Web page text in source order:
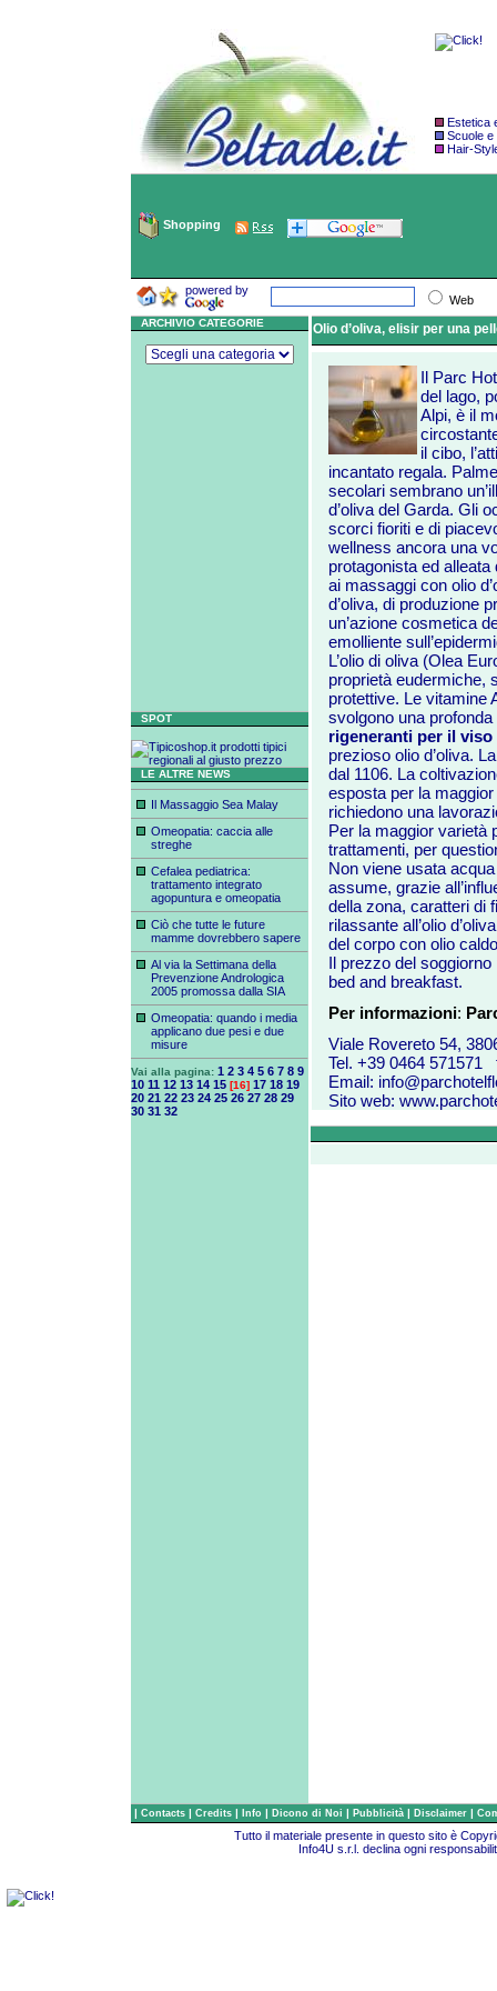
Estetica
Scuole e
Hair-
Shopping
powered by
Web
ARCHIVIO CATEGORIE
SPOT
LE ALTRE NEWS
Il Massaggio Sea Malay
Omeopatia: caccia alle
streghe
Cefalea pediatrica:
trattamento integrato
agopuntura e omeopatia
Ciò che tutte le future
mamme dovrebbero sapere
Al via la Settimana della
Prevenzione Andrologica
2005 promossa dalla SIA
Omeopatia: quando i media
applicano due pesi e due
misure
Vai alla pagina: 1 2 3 4 5 6 7 8 9
10 11 12 13 14 15 [16] 17 18 19
20 21 22 23 24 25 26 27 28 29
30 31 32
Olio d’oliva, elisir per una
Il Parc
del lago,
Alpi, è il
il cibo,
incantato regala.
secolari sembrano
d’oliva del Garda. Gli
scorci fioriti e di
wellness ancora una
protagonista ed
ai massaggi con olio
d’oliva, di produzione
un’azione cosmetica
emolliente
L’olio di oliva (Olea
proprietà eudermiche,
protettive. Le vitamine
svolgono una
rigeneranti per il viso
prezioso olio d’oliva.
dal 1106. La
esposta per la
richiedono una
Per la maggior varietà
trattamenti, per
Non viene usata
assume, grazie
della zona, caratteri di
rilassante all’olio
del corpo con olio
Il prezzo del
bed and breakfast.
Per informazioni:
Viale Rovereto 54,
Tel. +39 0464 571571
Email:
Sito web:
| Contacts | Credits | Info | Dicono di Noi | Pubblicità | Disclaimer |
Tutto il materiale presente in questo sito è
Info4U s.r.l. declina ogni